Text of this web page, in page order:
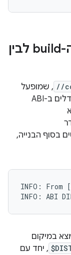
ניתוח ההבדלים ב-ABI בין ה-build לבין
// , שמופעל
בפקודה הקודמת, מנתח ומדווח על כל ההבדלים ב-ABI
בסוף הבנייה,
INFO: From
במיקום
, יחד עם